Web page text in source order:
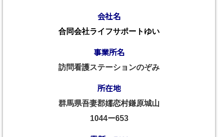
会社名
合同会社ライフサポートゆい
事業所名
訪問看護ステーションのぞみ
所在地
群馬県吾妻郡嬬恋村鎌原城山
1044ー653